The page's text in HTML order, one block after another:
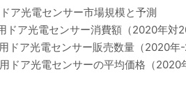
ア光電センサー市場規模と予測
ドア光電センサー消費額（2020年対
ドア光電センサー販売数量（2020年-
ドア光電センサーの平均価格（2020